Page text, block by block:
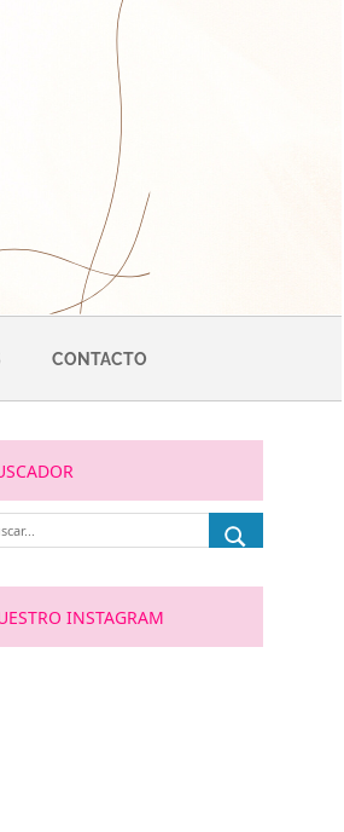
CONTACTO
INSTAGRAM